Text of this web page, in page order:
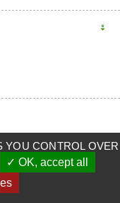
SUD. Tous droits
YOU CONTROL OVER
✓ OK, accept all